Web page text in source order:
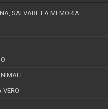
SALVARE LA MEMORIA
VERO